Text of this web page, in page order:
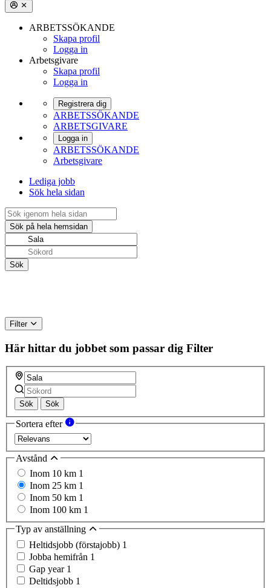
ARBETSSÖKANDE
Skapa profil
Logga in
Arbetsgivare
Skapa profil
Logga in
Registrera dig
ARBETSSÖKANDE
ARBETSGIVARE
Logga in
ARBETSSÖKANDE
Arbetsgivare
Lediga jobb
Sök hela sidan
Filter
Här hittar du jobbet som passar dig Filter
Sök Sök
Sortera efter
Avstånd
Inom 10 km 1
Inom 25 km 1
Inom 50 km 1
Inom 100 km 1
Typ av anställning
Heltidsjobb (förstajobb) 1
Jobba hemifrån 1
Gap year 1
Deltidsjobb 1